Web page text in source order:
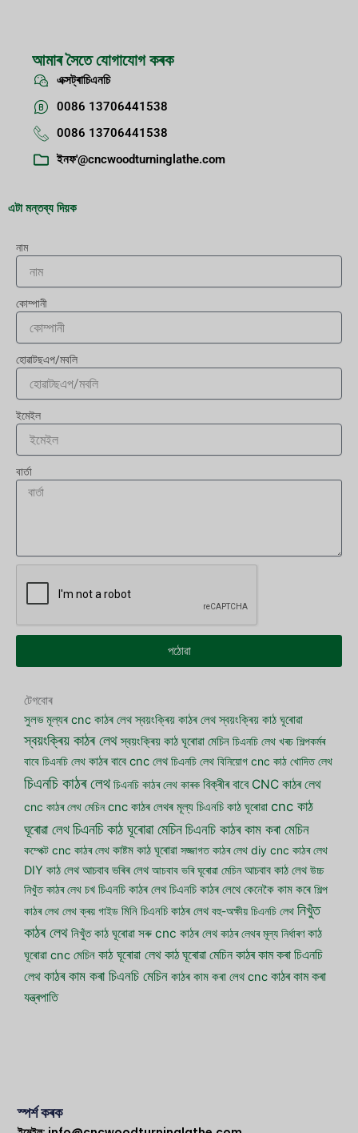
আমাৰ সৈতে যোগাযোগ কৰক
এক্সট্ৰাচিএনচি
0086 13706441538
0086 13706441538
ইনফ'@cncwoodturninglathe.com
এটা মন্তব্য দিয়ক
নাম
কোম্পানী
হোৱাটছএপ/মবলি
ইমেইল
বাৰ্তা
পঠোৱা
টেগবোৰ
সুলভ মূল্যৰ cnc কাঠৰ লেথ স্বয়ংক্ৰিয় কাঠৰ লেথ স্বয়ংক্ৰিয় কাঠ ঘূৰোৱা
স্বয়ংক্ৰিয় কাঠৰ লেথ স্বয়ংক্ৰিয় কাঠ ঘূৰোৱা মেচিন চিএনচি লেথ খৰচ শিল্পকৰ্মৰ
বাবে চিএনচি লেথ কাঠৰ বাবে cnc লেথ চিএনচি লেথ বিনিয়োগ cnc কাঠ খোদিত লেথ
চিএনচি কাঠৰ লেথ চিএনচি কাঠৰ লেথ কাৰক বিক্ৰীৰ বাবে CNC কাঠৰ লেথ
cnc কাঠৰ লেথ মেচিন cnc কাঠৰ লেথৰ মূল্য চিএনচি কাঠ ঘূৰোৱা cnc কাঠ
ঘূৰোৱা লেথ চিএনচি কাঠ ঘূৰোৱা মেচিন চিএনচি কাঠৰ কাম কৰা মেচিন
কম্পেক্ট cnc কাঠৰ লেথ কাষ্টম কাঠ ঘূৰোৱা সজ্জাগত কাঠৰ লেথ diy cnc কাঠৰ লেথ
DIY কাঠ লেথ আচবাব ভৰিৰ লেথ আচবাব ভৰি ঘূৰোৱা মেচিন আচবাব কাঠ লেথ উচ্চ
নিখুঁত কাঠৰ লেথ চখ চিএনচি কাঠৰ লেথ চিএনচি কাঠৰ লেথে কেনেকৈ কাম কৰে শিল্প
কাঠৰ লেথ লেথ ক্ৰয় গাইড মিনি চিএনচি কাঠৰ লেথ বহু-অক্ষীয় চিএনচি লেথ নিখুঁত
কাঠৰ লেথ নিখুঁত কাঠ ঘূৰোৱা সৰু cnc কাঠৰ লেথ কাঠৰ লেথৰ মূল্য নিৰ্ধাৰণ কাঠ
ঘূৰোৱা cnc মেচিন কাঠ ঘূৰোৱা লেথ কাঠ ঘূৰোৱা মেচিন কাঠৰ কাম কৰা চিএনচি
লেথ কাঠৰ কাম কৰা চিএনচি মেচিন কাঠৰ কাম কৰা লেথ cnc কাঠৰ কাম কৰা
যন্ত্ৰপাতি
স্পৰ্শ কৰক